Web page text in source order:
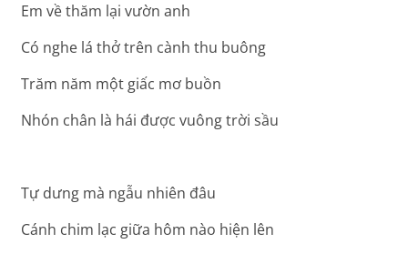
Em về thăm lại vườn anh
Có nghe lá thở trên cành thu buông
Trăm năm một giấc mơ buồn
Nhón chân là hái được vuông trời sầu
Tự dưng mà ngẫu nhiên đâu
Cánh chim lạc giữa hôm nào hiện lên